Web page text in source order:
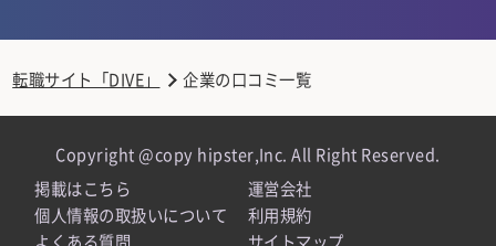
転職サイト「DIVE」 企業の口コミ一覧
Copyright @copy hipster,Inc. All Right Reserved.
掲載はこちら
運営会社
個人情報の取扱いについて
利用規約
よくある質問
サイトマップ